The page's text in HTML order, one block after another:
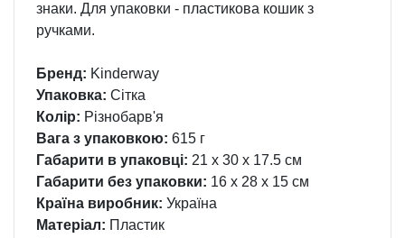
знаки. Для упаковки - пластикова кошик з
ручками.
Бренд: Kinderway
Упаковка: Сітка
Колір: Різнобарв'я
Вага з упаковкою: 615 г
Габарити в упаковці: 21 x 30 x 17.5 см
Габарити без упаковки: 16 x 28 x 15 см
Країна виробник: Україна
Матеріал: Пластик